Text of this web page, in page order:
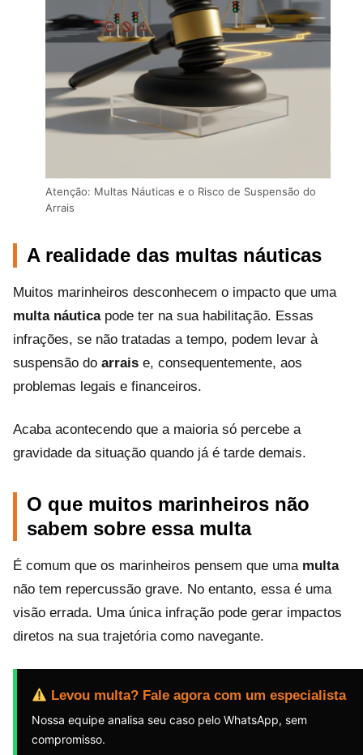
Atenção: Multas Náuticas e o Risco de Suspensão do
Arrais
A realidade das multas náuticas
Muitos marinheiros desconhecem o impacto que uma
multa náuticapode ter na sua habilitação. Essas
infrações, se não tratadas a tempo, podem levar à
suspensão do arrais e, consequentemente, aos
problemas legais e financeiros.
Acaba acontecendo que a maioria só percebe a
gravidade da situação quando já é tarde demais.
O que muitos marinheiros não
sabem sobre essa multa
É comum que os marinheiros pensem que uma multa
não tem repercussão grave. No entanto, essa é uma
visão errada. Uma única infração pode gerar impactos
diretos na sua trajetória como navegante.
Levou multa? Fale agora com um especialista
Nossa equipe analisa seu caso pelo WhatsApp, sem
compromisso.